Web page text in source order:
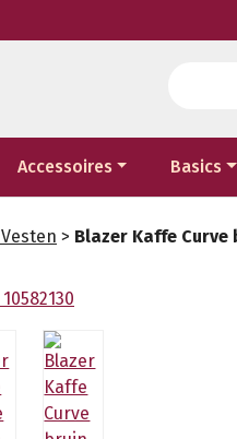
Accessoires Basics
> Blazer Kaffe Curve